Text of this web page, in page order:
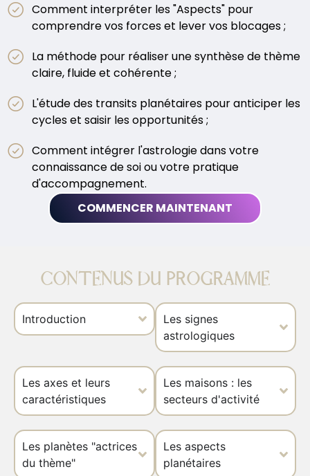
Comment interpréter les "Aspects" pour
comprendre vos forces et lever vos blocages ;
La méthode pour réaliser une synthèse de thème
claire, fluide et cohérente ;
L'étude des transits planétaires pour anticiper les
cycles et saisir les opportunités ;
Comment intégrer l'astrologie dans votre
connaissance de soi ou votre pratique
d'accompagnement.
COMMENCER MAINTENANT
CONTENUS DU PROGRAMME
Introduction
Les signes
astrologiques
Les axes et leurs
caractéristiques
Les maisons : les
secteurs d'activité
Les planètes "actrices
du thème"
Les aspects
planétaires